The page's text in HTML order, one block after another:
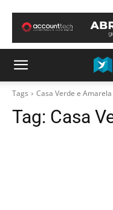
Tags Casa Verde e Amarela
Tag: Casa